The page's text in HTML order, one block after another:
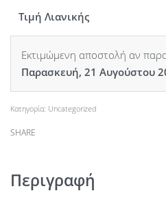
Τιμή Λιανικής
Εκτιμώμενη αποστολή αν
Παρασκευή, 21 Αυγούστου
Κατηγορία: Uncategorized
SHARE
Περιγραφή